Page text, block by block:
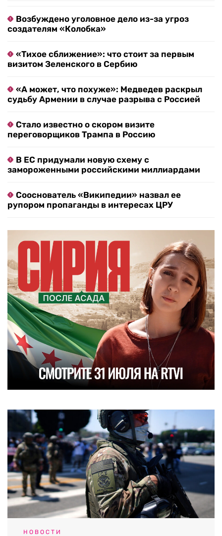
Возбуждено уголовное дело из-за угроз
создателям «Колобка»
«Тихое сближение»: что стоит за первым
визитом Зеленского в Сербию
«А может, что похуже»: Медведев раскрыл
судьбу Армении в случае разрыва с Россией
Стало известно о скором визите
переговорщиков Трампа в Россию
В ЕС придумали новую схему с
замороженными российскими миллиардами
Сооснователь «Википедии» назвал ее
рупором пропаганды в интересах ЦРУ
НОВОСТИ